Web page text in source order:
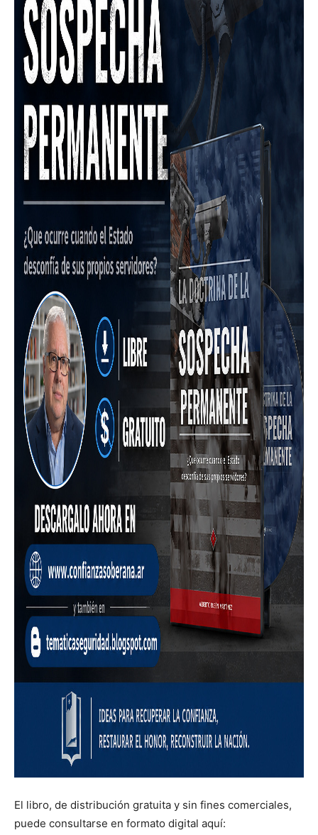
El libro, de distribución gratuita y sin fines comerciales,
puede consultarse en formato digital aquí: